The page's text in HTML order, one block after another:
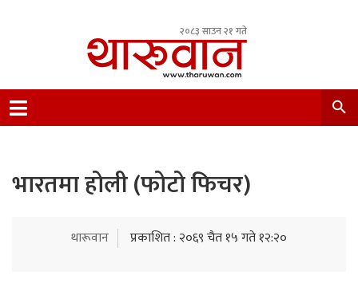
२०८३ साउन २१ गते
Nepal.
भारतमा होली (फोटो फिचर)
थारूवान प्रकाशित : २०६९ चैत १५ गते १२:२०